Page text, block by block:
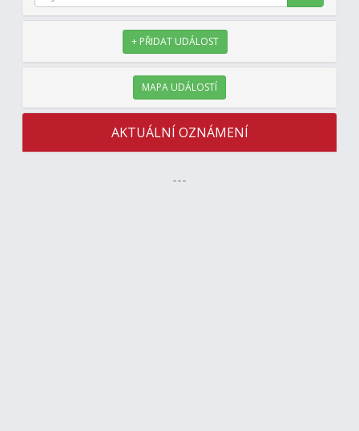
+ PŘIDAT UDÁLOST
MAPA UDÁLOSTÍ
AKTUÁLNÍ OZNÁMENÍ
---